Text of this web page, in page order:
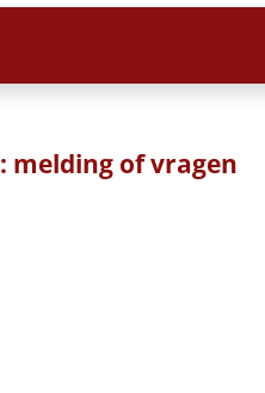
melding of vragen